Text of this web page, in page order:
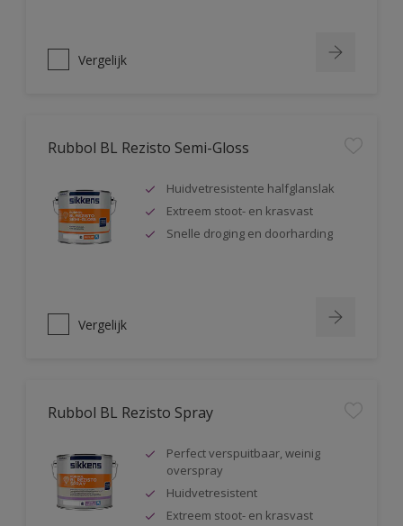
Vergelijk
Rubbol BL Rezisto Semi-Gloss
Huidvetresistente halfglanslak
Extreem stoot- en krasvast
Snelle droging en doorharding
Vergelijk
Rubbol BL Rezisto Spray
Perfect verspuitbaar, weinig
overspray
Huidvetresistent
Extreem stoot- en krasvast